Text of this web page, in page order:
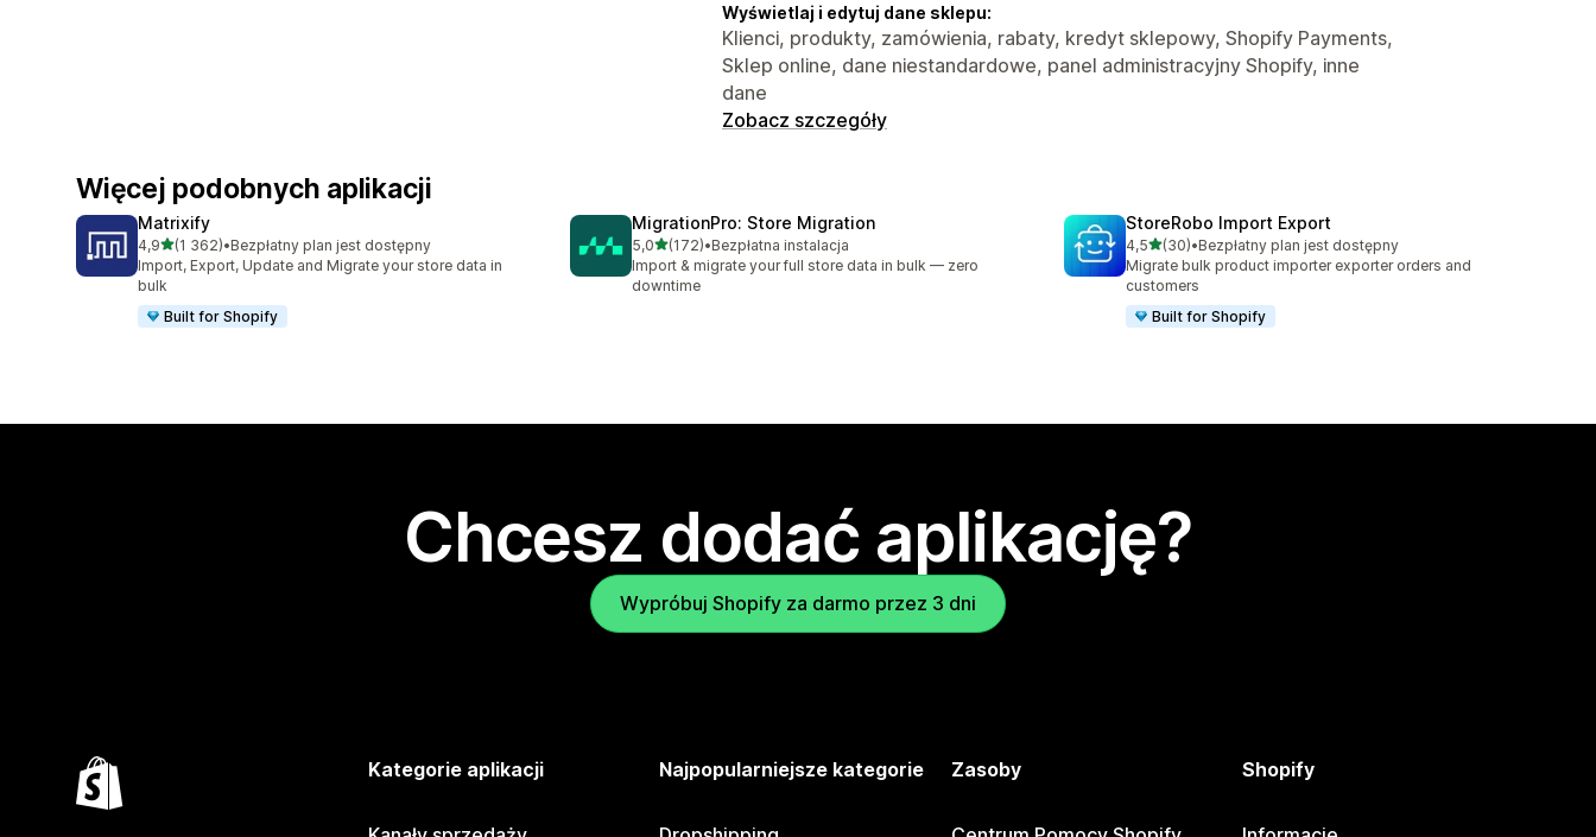
Wyświetlaj i edytuj dane sklepu:
Klienci, produkty, zamówienia, rabaty, kredyt sklepowy, Shopify Payments,
Sklep online, dane niestandardowe, panel administracyjny Shopify, inne
dane
Zobacz szczegóły
Więcej podobnych aplikacji
Matrixify
4,9na 5 gwiazdek
(1 362)
Łączna liczba recenzji: 1362
•Bezpłatny plan jest dostępny
Import, Export, Update and Migrate your store data in
bulk
Built for Shopify
MigrationPro: Store Migration
5,0na 5 gwiazdek
(172)
Łączna liczba recenzji: 172
•Bezpłatna instalacja
Import & migrate your full store data in bulk — zero
downtime
StoreRobo Import Export
4,5na 5 gwiazdek
(30)
Łączna liczba recenzji: 30
•Bezpłatny plan jest dostępny
Migrate bulk product importer exporter orders and
customers
Built for Shopify
Chcesz dodać aplikację?
Wypróbuj Shopify za darmo przez 3 dni
Kategorie aplikacji Najpopularniejsze kategorie Zasoby Shopify